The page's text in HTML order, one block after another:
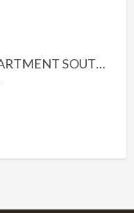
SERVICE APARTMENT SOUTH RESIDENCE